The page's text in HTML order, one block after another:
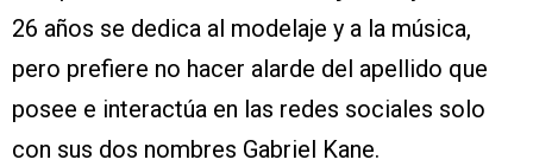
26 años se dedica al modelaje y a la música,
pero prefiere no hacer alarde del apellido que
posee e interactúa en las redes sociales solo
con sus dos nombres Gabriel Kane.